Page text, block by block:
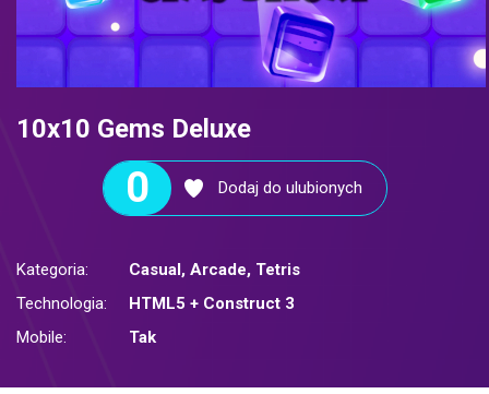
10x10 Gems Deluxe
0 Dodaj do ulubionych
Kategoria: Casual , Arcade, Tetris
Technologia:
HTML5 + Construct 3
Mobile:
Tak